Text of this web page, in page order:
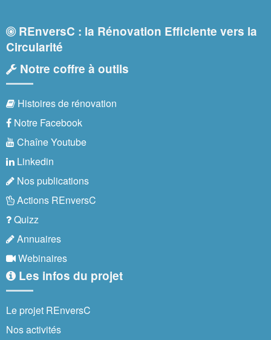
REnversC : la Rénovation Efficiente vers la
Circularité
Notre coffre à outils
Histoires de rénovation
Notre Facebook
Chaîne Youtube
Linkedin
Nos publications
Actions REnversC
Quizz
Annuaires
Webinaires
Les infos du projet
Le projet REnversC
Nos activités